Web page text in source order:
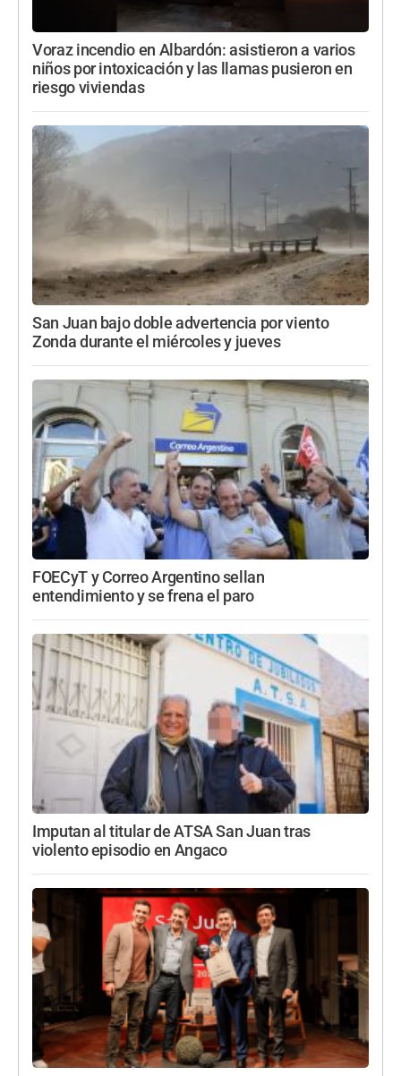
Voraz incendio en Albardón: asistieron a varios
niños por intoxicación y las llamas pusieron en
riesgo viviendas
San Juan bajo doble advertencia por viento
Zonda durante el miércoles y jueves
FOECyT y Correo Argentino sellan
entendimiento y se frena el paro
Imputan al titular de ATSA San Juan tras
violento episodio en Angaco